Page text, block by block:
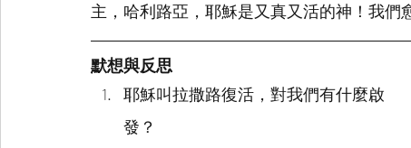
主，哈利路亞，耶穌是又真又活的神！我們
默想與反思
耶穌叫拉撒路復活，對我們有什麼啟
發？